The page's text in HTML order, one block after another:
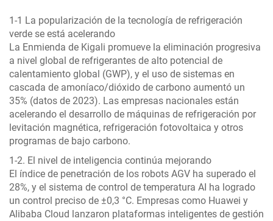
1-1 La popularización de la tecnología de refrigeración
verde se está acelerando
La Enmienda de Kigali promueve la eliminación progresiva
a nivel global de refrigerantes de alto potencial de
calentamiento global (GWP), y el uso de sistemas en
cascada de amoníaco/dióxido de carbono aumentó un
35% (datos de 2023). Las empresas nacionales están
acelerando el desarrollo de máquinas de refrigeración por
levitación magnética, refrigeración fotovoltaica y otros
programas de bajo carbono.
1-2. El nivel de inteligencia continúa mejorando
El índice de penetración de los robots AGV ha superado el
28%, y el sistema de control de temperatura AI ha logrado
un control preciso de ±0,3 °C. Empresas como Huawei y
Alibaba Cloud lanzaron plataformas inteligentes de gestión